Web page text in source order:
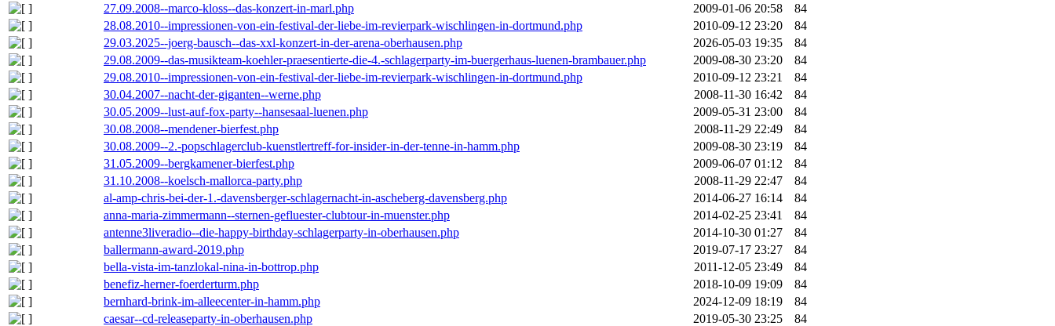
27.09.2008--marco-kloss--das-konzert-in-marl.php
2009-01-06 20:58
84
28.08.2010--impressionen-von-ein-festival-der-liebe-im-revierpark-wischlingen-in-dortmund.php
2010-09-12 23:20
84
29.03.2025--joerg-bausch--das-xxl-konzert-in-der-arena-oberhausen.php
2026-05-03 19:35
84
29.08.2009--das-musikteam-koehler-praesentierte-die-4.-schlagerparty-im-buergerhaus-luenen-brambauer.php
2009-08-30 23:20
84
29.08.2010--impressionen-von-ein-festival-der-liebe-im-revierpark-wischlingen-in-dortmund.php
2010-09-12 23:21
84
30.04.2007--nacht-der-giganten--werne.php
2008-11-30 16:42
84
30.05.2009--lust-auf-fox-party--hansesaal-luenen.php
2009-05-31 23:00
84
30.08.2008--mendener-bierfest.php
2008-11-29 22:49
84
30.08.2009--2.-popschlagerclub-kuenstlertreff-for-insider-in-der-tenne-in-hamm.php
2009-08-30 23:19
84
31.05.2009--bergkamener-bierfest.php
2009-06-07 01:12
84
31.10.2008--koelsch-mallorca-party.php
2008-11-29 22:47
84
al-amp-chris-bei-der-1.-davensberger-schlagernacht-in-ascheberg-davensberg.php
2014-06-27 16:14
84
anna-maria-zimmermann--sternen-gefluester-clubtour-in-muenster.php
2014-02-25 23:41
84
antenne3liveradio--die-happy-birthday-schlagerparty-in-oberhausen.php
2014-10-30 01:27
84
ballermann-award-2019.php
2019-07-17 23:27
84
bella-vista-im-tanzlokal-nina-in-bottrop.php
2011-12-05 23:49
84
benefiz-herner-foerderturm.php
2018-10-09 19:09
84
bernhard-brink-im-alleecenter-in-hamm.php
2024-12-09 18:19
84
caesar--cd-releaseparty-in-oberhausen.php
2019-05-30 23:25
84